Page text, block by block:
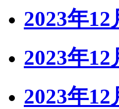
2023年
2023年
2023年